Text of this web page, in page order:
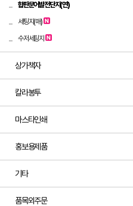
합판문어발전단지(연)
세팅지(매)
수저세팅지
상가책자
칼라봉투
마스타인쇄
홍보용제품
기타
품목외주문